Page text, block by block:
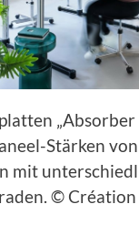
„Absorber
Stärken
mit
© Création